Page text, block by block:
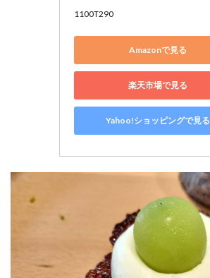
1100T290
Amazonで見る
楽天市場で見る
Yahoo!ショッピングで見る